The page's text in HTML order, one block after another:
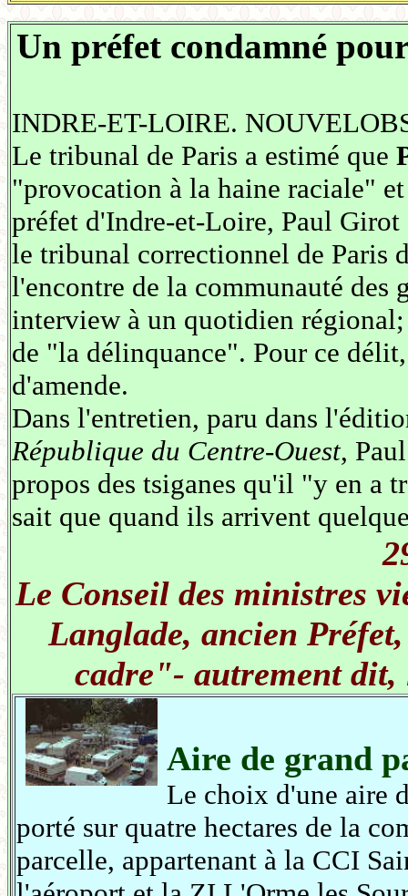
Un préfet condamné
INDRE-ET-LOIRE.
Le tribunal de Paris a estimé que
"provocation à la haine raciale"
préfet d'Indre-et-Loire, Paul Girot
le tribunal correctionnel de Paris
l'encontre de la communauté des
interview à un quotidien
de "la délinquance". Pour ce
d'amende.
Dans l'entretien, paru dans
République du Centre-Ouest,
propos des tsiganes qu'il "y en a
sait que quand ils arrivent
Le Conseil des ministres
Langlade, ancien
cadre"- autrement dit,
Aire de grand
Le choix d'une aire
porté sur quatre hectares de la
parcelle, appartenant à la CCI